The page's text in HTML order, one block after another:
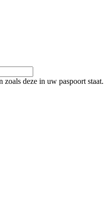
zoals deze in uw paspoort staat.